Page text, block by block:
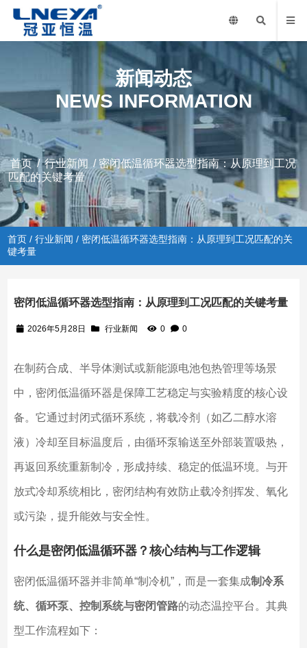
新闻动态
NEWS INFORMATION
首页/行业新闻 / 密闭低温循环器选型指南：从原理到工况
匹配的关键考量
首页 /行业新闻 / 密闭低温循环器选型指南：从原理到工况匹配的关
键考量
密闭低温循环器选型指南：从原理到工况匹配的关键考量
2026年5月28日 行业新闻 0 0
在制药合成、半导体测试或新能源电池包热管理等场景
中，密闭低温循环器是保障工艺稳定与实验精度的核心设
备。它通过封闭式循环系统，将载冷剂（如乙二醇水溶
液）冷却至目标温度后，由循环泵输送至外部装置吸热，
再返回系统重新制冷，形成持续、稳定的低温环境。与开
放式冷却系统相比，密闭结构有效防止载冷剂挥发、氧化
或污染，提升能效与安全性。
什么是密闭低温循环器？核心结构与工作逻辑
密闭低温循环器并非简单“制冷机”，而是一套集成制冷系
统、循环泵、控制系统与密闭管路的动态温控平台。其典
型工作流程如下：